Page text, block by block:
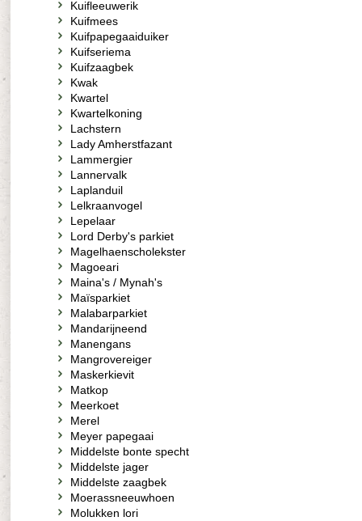
Kuifleeuwerik
Kuifmees
Kuifpapegaaiduiker
Kuifseriema
Kuifzaagbek
Kwak
Kwartel
Kwartelkoning
Lachstern
Lady Amherstfazant
Lammergier
Lannervalk
Laplanduil
Lelkraanvogel
Lepelaar
Lord Derby's parkiet
Magelhaenscholekster
Magoeari
Maina's / Mynah's
Maïsparkiet
Malabarparkiet
Mandarijneend
Manengans
Mangrovereiger
Maskerkievit
Matkop
Meerkoet
Merel
Meyer papegaai
Middelste bonte specht
Middelste jager
Middelste zaagbek
Moerassneeuwhoen
Molukken lori